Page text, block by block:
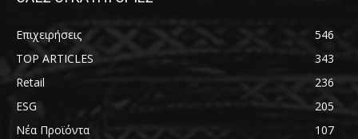
Επιχειρήσεις
546
TOP ARTICLES
343
Retail
236
ESG
205
Νέα Προϊόντα
107